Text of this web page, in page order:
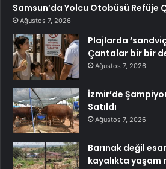
Samsun’da Yolcu Otobüsü Refüje
Ağustos 7, 2026
Plajlarda
Çantalar bir bir
Ağustos 7, 2026
İzmir’de
Satıldı
Ağustos 7, 2026
Barınak değil
kayalıkta yaşam